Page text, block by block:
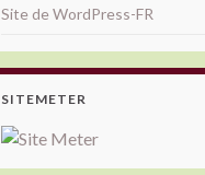
Site de WordPress-FR
SITEMETER